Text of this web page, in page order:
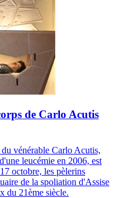
de Carlo Acutis
vénérable Carlo Acutis,
leucémie en 2006, est
octobre, les pèlerins
de la spoliation d'Assise
du 21ème siècle.